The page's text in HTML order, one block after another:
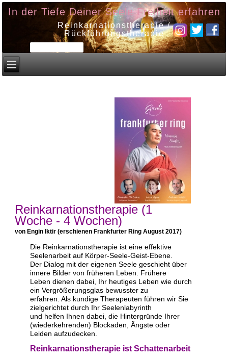
In der Tiefe Deiner Seele Freiheit erfahren
Reinkarnationstherapie /
Rückführungstherapie
Reinkarnationstherapie (1
Woche - 4 Wochen)
von Engin Iktir (erschienen Frankfurter Ring August 2017)
Die Reinkarnationstherapie ist eine effektive
Seelenarbeit auf Körper-Seele-Geist-Ebene.
Der Dialog mit der eigenen Seele geschieht über
innere Bilder von früheren Leben. Frühere
Leben dienen dabei, Ihr heutiges Leben wie durch
ein Vergrößerungsglas bewusster zu
erfahren. Als kundige Therapeuten führen wir Sie
zielgerichtet durch Ihr Seelenlabyrinth
und helfen Ihnen dabei, die Hintergründe Ihrer
(wiederkehrenden) Blockaden, Ängste oder
Leiden aufzudecken.
Reinkarnationstherapie ist Schattenarbeit